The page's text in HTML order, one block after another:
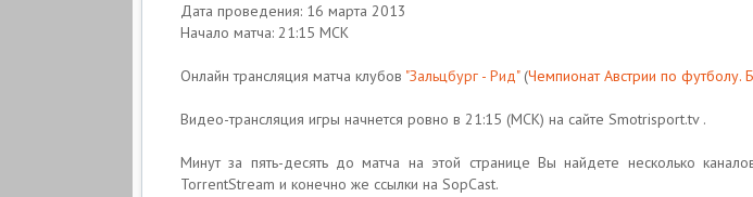
Дата проведения: 16 марта 2013
Начало матча: 21:15 МСК
Онлайн трансляция матча клубов "Зальцбург - Рид"(Чемпионат Австрии по футболу.
Видео-трансляция игры начнется ровно в 21:15 (МСК) на сайте Smotrisport.tv .
Минут за пять-десять до матча на этой странице Вы найдете несколько
TorrentStream и конечно же ссылки на SopCast.